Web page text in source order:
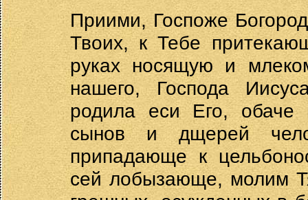
Приими, Госпоже
Твоих, к Тебе
руках носящую и
нашего, Господа
родила еси Его,
сынов и дщерей
припадающе к
сей лобызающе, молим